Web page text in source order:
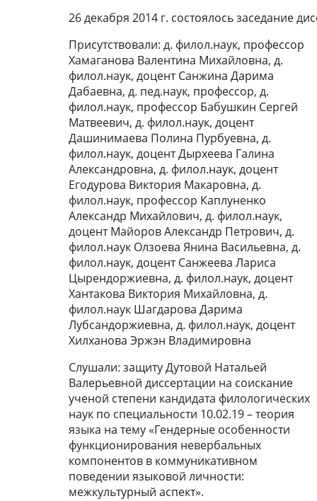
26 декабря 2014 г. состоялось заседание
Присутствовали: д. филол.наук, профессор
Хамаганова Валентина Михайловна, д.
филол.наук, доцент Санжина Дарима
Дабаевна, д. пед.наук, профессор, д.
филол.наук, профессор Бабушкин Сергей
Матвеевич, д. филол.наук, доцент
Дашинимаева Полина Пурбуевна, д.
филол.наук, доцент Дырхеева Галина
Александровна, д. филол.наук, доцент
Егодурова Виктория Макаровна, д.
филол.наук, профессор Каплуненко
Александр Михайлович, д. филол.наук,
доцент Майоров Александр Петрович, д.
филол.наук Олзоева Янина Васильевна, д.
филол.наук, доцент Санжеева Лариса
Цырендоржиевна, д. филол.наук, доцент
Хантакова Виктория Михайловна, д.
филол.наук Шагдарова Дарима
Лубсандоржиевна, д. филол.наук, доцент
Хилханова Эржэн Владимировна
Слушали: защиту Дутовой Натальей
Валерьевной диссертации на соискание
ученой степени кандидата филологических
наук по специальности 10.02.19 – теория
языка на тему «Гендерные особенности
функционирования невербальных
компонентов в коммуникативном
поведении языковой личности:
межкультурный аспект».